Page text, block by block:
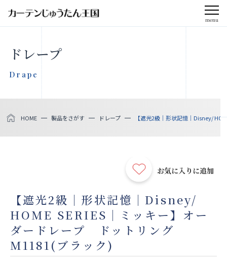
menu
お知らせ
製品をさがす
店舗をさがす
ドレープ
Drape
HOME 製品をさがす ドレープ 【遮光2級｜形状記憶｜Disney/
お気に入りに追加
【遮光2級｜形状記憶｜Disney/
HOME SERIES｜ミッキー】オー
ダードレープ ドットリング
M1181(ブラック)